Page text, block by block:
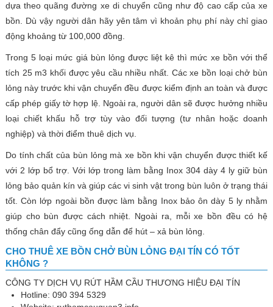
dựa theo quãng đường xe di chuyển cũng như độ cao cấp của xe
bồn. Dù vậy người dân hãy yên tâm vì khoản phụ phí này chỉ giao
động khoảng từ 100,000 đồng.
Trong 5 loại mức giá bùn lỏng được liệt kê thì mức xe bồn với thể
tích 25 m3 khối được yêu cầu nhiều nhất. Các xe bồn loại chở bùn
lỏng này trước khi vận chuyển đều được kiểm định an toàn và được
cấp phép giấy tờ hợp lệ. Ngoài ra, người dân sẽ được hưởng nhiều
loại chiết khấu hỗ trợ tùy vào đối tượng (tư nhân hoặc doanh
nghiệp) và thời điểm thuê dịch vụ.
Do tính chất của bùn lỏng mà xe bồn khi vận chuyển được thiết kế
với 2 lớp bổ trợ. Với lớp trong làm bằng Inox 304 dày 4 ly giữ bùn
lỏng bảo quản kín và giúp các vi sinh vật trong bùn luôn ở trạng thái
tốt. Còn lớp ngoài bồn được làm bằng Inox bảo ôn dày 5 ly nhằm
giúp cho bùn được cách nhiệt. Ngoài ra, mỗi xe bồn đều có hệ
thống chân đẩy cũng ống dẫn để hút – xả bùn lỏng.
CHO THUÊ XE BỒN CHỞ BÙN LỎNG ĐẠI TÍN CÓ TỐT
KHÔNG ?
CÔNG TY DỊCH VỤ RÚT HẦM CẦU THƯƠNG HIỆU ĐẠI TÍN
Hotline: 090 394 5329